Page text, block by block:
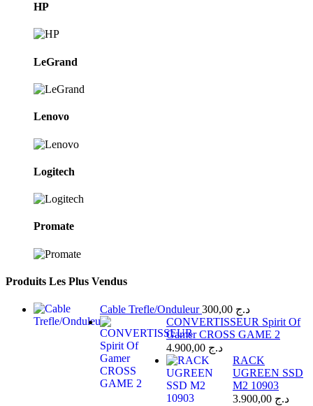
HP
LeGrand
Lenovo
Logitech
Promate
Produits Les Plus Vendus
Cable Trefle/Onduleur د.ج
CONVERTISSEUR Spirit Of
Gamer CROSS GAME 2
د.ج
RACK
UGREEN SSD
M2 10903
د.ج